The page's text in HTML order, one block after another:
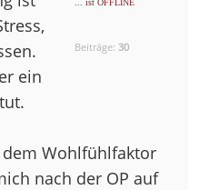
... ist OFFLINE
Beiträge:30
ein
Wohlfühlfaktor
nach der OP auf